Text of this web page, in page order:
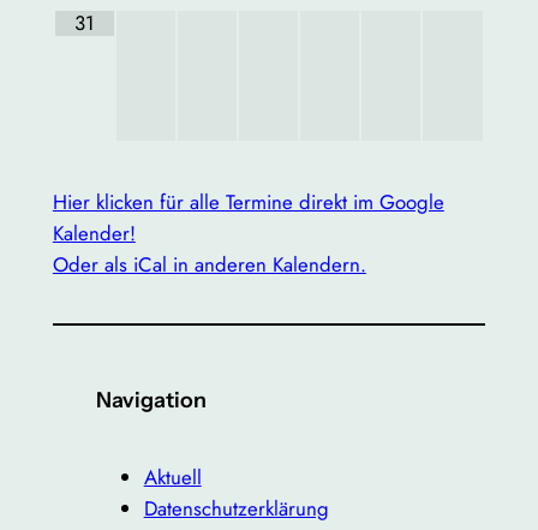
31
Hier klicken für alle Termine direkt im Google
Kalender!
Oder als iCal in anderen Kalendern.
Navigation
Aktuell
Datenschutzerklärung